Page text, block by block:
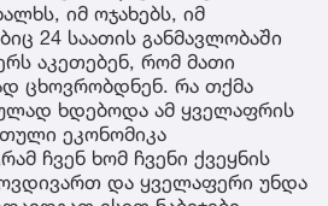
იმ ოჯახებს, იმ
24 საათის განმავლობაში
აკეთებენ, რომ მათი
ცხოვრობდნენ. რა თქმა
ხდებოდა ამ ყველაფრის
ეკონომიკა
ჩვენ ხომ ჩვენი ქვეყნის
და ყველაფერი უნდა